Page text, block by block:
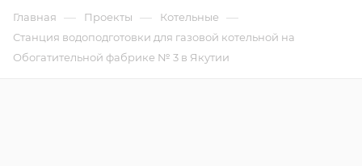
Главная — Проекты — Котельные —
Станция водоподготовки для газовой котельной на
Обогатительной фабрике № 3 в Якутии